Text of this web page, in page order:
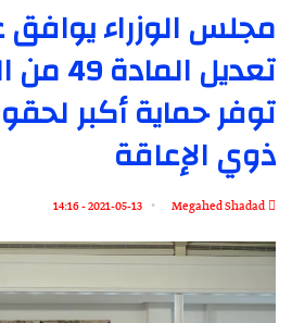
مجلس الوزراء
تعديل
توفر حماية أكبر
ذوي الإعاقة
Megahed Shadad
2021-05-13 - 14:16